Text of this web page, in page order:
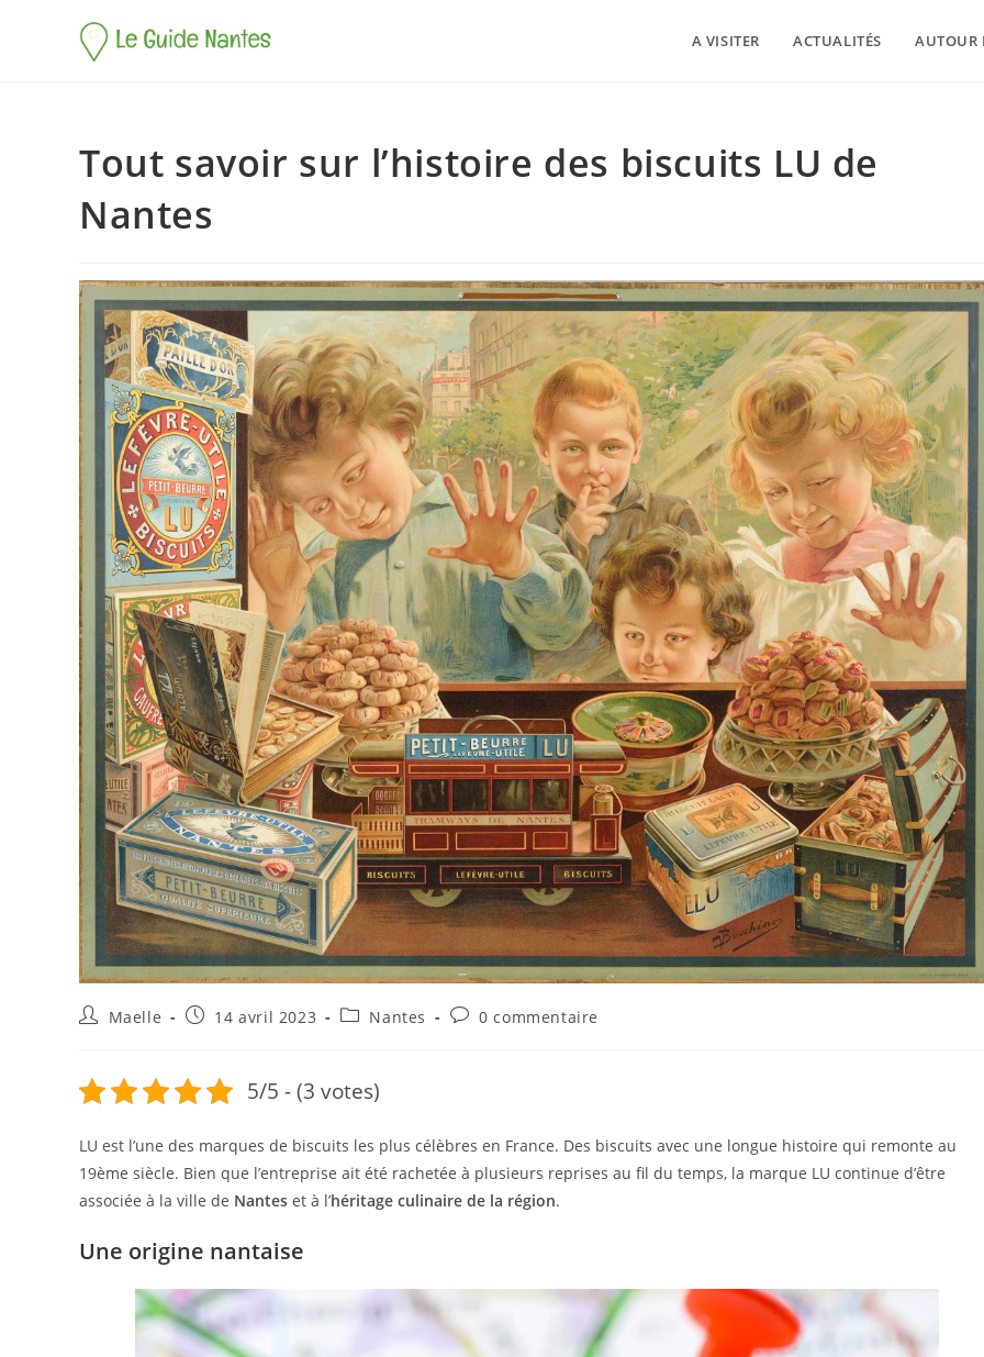
A VISITER ACTUALITÉS AUTOUR
Tout savoir sur l’histoire des biscuits LU de
Nantes
Maelle 14 avril 2023 Nantes 0 commentaire
5/5 - (3 votes)
LU est l’une des marques de biscuits les plus célèbres en France. Des biscuits avec une longue histoire qui remonte au
19ème siècle. Bien que l’entreprise ait été rachetée à plusieurs reprises au fil du temps, la marque LU continue d’être
associée à la ville de Nantes et à l’héritage culinaire de la région.
Une origine nantaise